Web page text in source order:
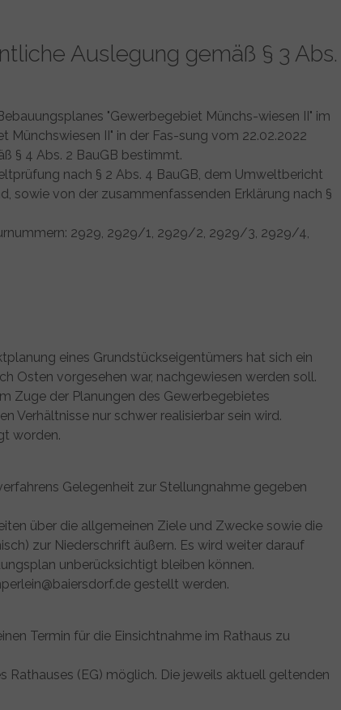
Auslegung gemäß § 3 Abs.
"Gewerbegebiet Münchs-wiesen II" im
Münchswiesen II" in der Fas-sung vom 22.02.2022
§ 4 Abs. 2 BauGB bestimmt.
nach § 2 Abs. 4 BauGB, dem Umweltbericht
sowie von der zusammenfassenden Erklärung nach §
2929, 2929/1, 2929/2, 2929/3, 2929/4,
eines Grundstückseigentümers hat sich ein
Osten vorgesehen war, nachgewiesen werden soll.
Zuge der Planungen des Gewerbegebietes
Verhältnisse nur schwer realisierbar sein wird.
worden.
Gelegenheit zur Stellungnahme gegeben
über die allgemeinen Ziele und Zwecke sowie die
zur Niederschrift äußern. Es wird weiter darauf
unberücksichtigt bleiben können.
gestellt werden.
Termin für die Einsichtnahme im Rathaus zu
Rathauses (EG) möglich. Die jeweils aktuell geltenden